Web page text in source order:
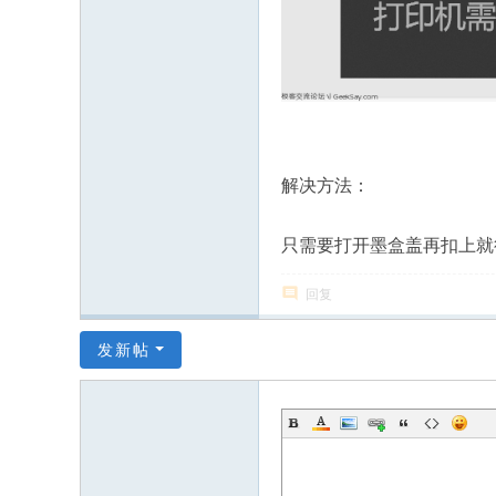
解决方法：
只需要打开墨盒盖再扣上
回复
发新帖